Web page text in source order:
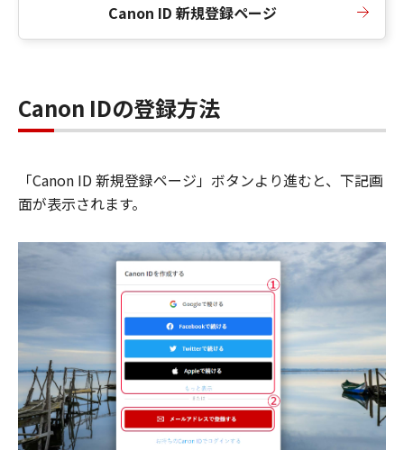
Canon ID 新規登録ページ
Canon IDの登録方法
「Canon ID 新規登録ページ」ボタンより進むと、下記画
面が表示されます。